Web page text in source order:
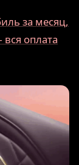
за месяц,
оплата